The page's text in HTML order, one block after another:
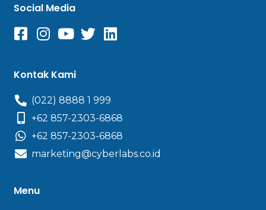
Social Media
Kontak Kami
(022) 8888 1 999
+62 857-2303-6868
+62 857-2303-6868
marketing@cyberlabs.co.id
Menu